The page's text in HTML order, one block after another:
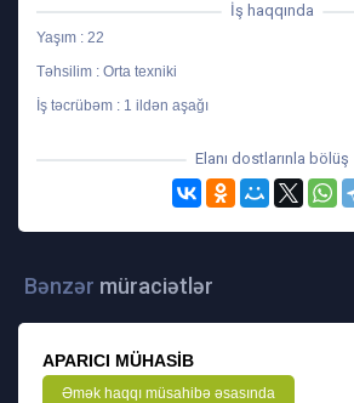
İş haqqında
Yaşım : 22
Təhsilim : Orta texniki
İş təcrübəm : 1 ildən aşağı
Elanı dostlarınla bölüş
Bənzər müraciətlər
APARICI MÜHASIB
Əmək haqqı müsahibə əsasında